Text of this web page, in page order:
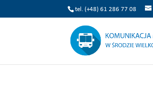
tel. (+48) 61 286 77 08